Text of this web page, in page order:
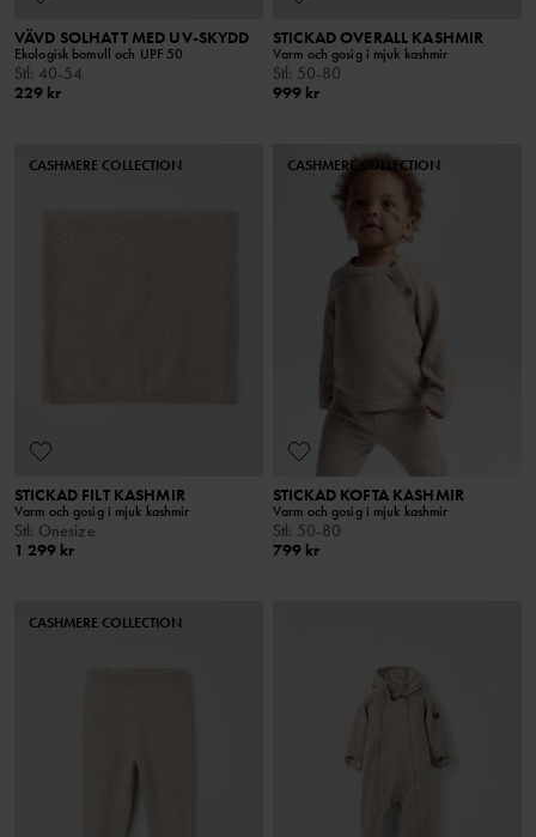
VÄVD SOLHATT MED UV-SKYDD
Ekologisk bomull och UPF 50
Stl : 40-54
229 kr
STICKAD OVERALL KASHMIR
Varm och gosig i mjuk kashmir
Stl : 50-80
999 kr
CASHMERE COLLECTION
STICKAD FILT KASHMIR
Varm och gosig i mjuk kashmir
Stl: Onesize
1 299 kr
CASHMERE COLLECTION
STICKAD KOFTA KASHMIR
Varm och gosig i mjuk kashmir
Stl: 50-80
799 kr
CASHMERE COLLECTION